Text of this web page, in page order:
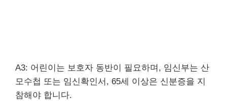
A3: 어린이는 보호자 동반이 필요하며, 임신부는 산
모수첩 또는 임신확인서, 65세 이상은 신분증을 지
참해야 합니다.